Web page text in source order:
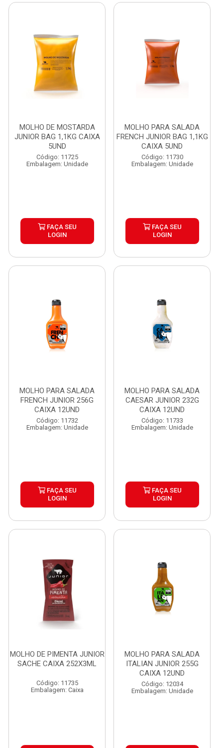
MOLHO DE MOSTARDA
JUNIOR BAG 1,1KG CAIXA
5UND
Código: 11725
Embalagem: Unidade
FAÇA SEU
LOGIN
MOLHO PARA SALADA
FRENCH JUNIOR BAG 1,1KG
CAIXA 5UND
Código: 11730
Embalagem: Unidade
FAÇA SEU
LOGIN
MOLHO PARA SALADA
FRENCH JUNIOR 256G
CAIXA 12UND
Código: 11732
Embalagem: Unidade
FAÇA SEU
LOGIN
MOLHO PARA SALADA
CAESAR JUNIOR 232G
CAIXA 12UND
Código: 11733
Embalagem: Unidade
FAÇA SEU
LOGIN
MOLHO DE PIMENTA JUNIOR
SACHE CAIXA 252X3ML
Código: 11735
Embalagem: Caixa
MOLHO PARA SALADA
ITALIAN JUNIOR 255G
CAIXA 12UND
Código: 12034
Embalagem: Unidade